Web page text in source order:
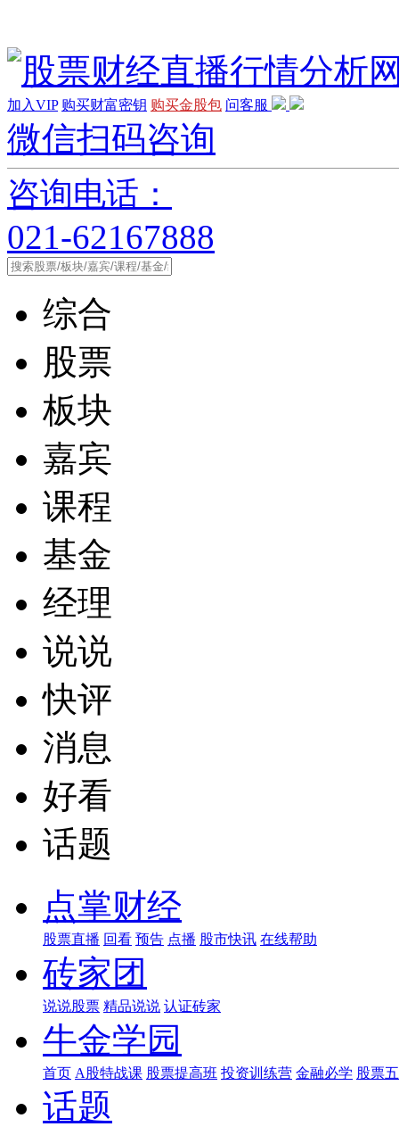
加入VIP 购买财富密钥 购买金股包 问客服
微信扫码咨询
咨询电话：
021-62167888
综合
股票
板块
嘉宾
课程
基金
经理
说说
快评
消息
好看
话题
点掌财经
股票直播 回看 预告 点播 股市快讯 在线帮助
砖家团
说说股票 精品说说 认证砖家
牛金学园
首页 A股特战课 股票提高班 投资训练营 金融必学 股票
话题